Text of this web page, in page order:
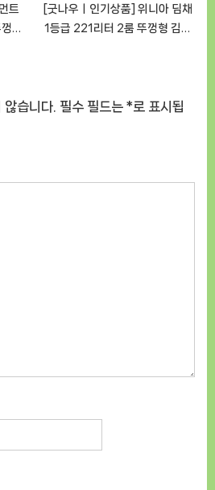
트
형
[굿나우ㅣ인기상품] 위니아 딤채
1등급 221리터 2룸 뚜껑형 김치
습니다. 필수 필드는 *로 표시됩